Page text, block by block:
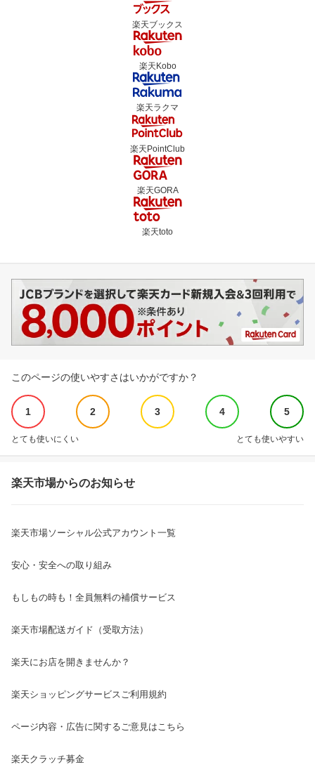
楽天ブックス
楽天Kobo
楽天ラクマ
楽天PointClub
楽天GORA
楽天toto
このページの使いやすさはいかがですか？
1 2 3 4 5
とても使いにくい とても使いやすい
楽天市場からのお知らせ
楽天市場ソーシャル公式アカウント一覧
安心・安全への取り組み
もしもの時も！全員無料の補償サービス
楽天市場配送ガイド（受取方法）
楽天にお店を開きませんか？
楽天ショッピングサービスご利用規約
ページ内容・広告に関するご意見はこちら
楽天クラッチ募金